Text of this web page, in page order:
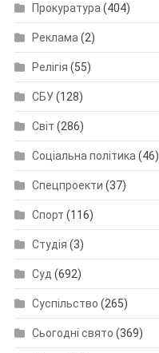
Прокуратура (404)
Реклама (2)
Релігія (55)
СБУ(128)
Світ (286)
Соціальна політика (46)
Спецпроекти (37)
Спорт (116)
Студія (3)
Суд (692)
Суспільство (265)
Сьогодні свято (369)